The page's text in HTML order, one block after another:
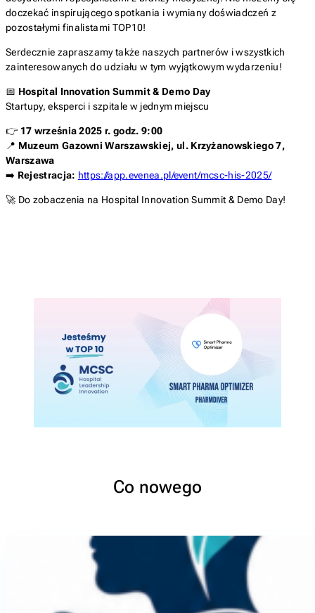
doczekać inspirującego spotkania i wymiany doświadczeń z
pozostałymi finalistami TOP10!
Serdecznie zapraszamy także naszych partnerów i wszystkich
zainteresowanych do udziału w tym wyjątkowym wydarzeniu!
📅 Hospital Innovation Summit & Demo Day
Startupy, eksperci i szpitale w jednym miejscu
👉 17 września 2025 r. godz. 9:00
📍 Muzeum Gazowni Warszawskiej, ul. Krzyżanowskiego 7,
Warszawa
➡️ Rejestracja: https://app.evenea.pl/event/mcsc-his-2025/
🚀 Do zobaczenia na Hospital Innovation Summit & Demo Day!
Co nowego